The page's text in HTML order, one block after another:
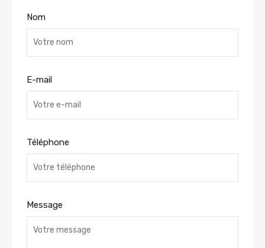
Nom
E-mail
Téléphone
Message